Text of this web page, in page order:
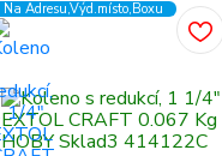
Na Adresu,Výd.místo,Boxu